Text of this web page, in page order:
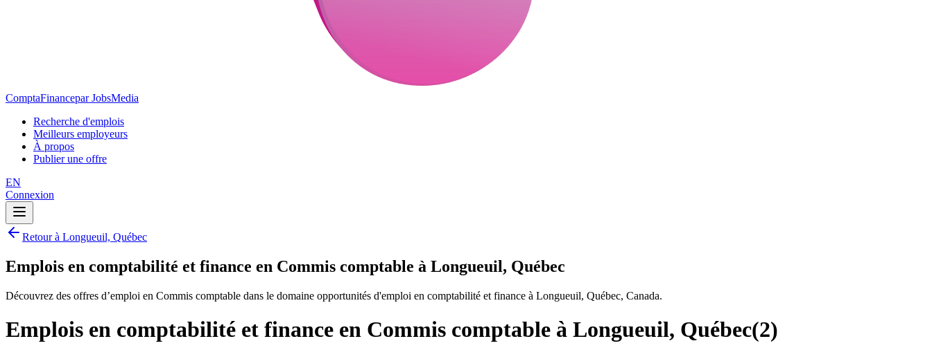
ComptaFinancepar JobsMedia
Recherche d'emplois
Meilleurs employeurs
À propos
Publier une offre
EN
Connexion
Retour à Longueuil, Québec
Emplois en comptabilité et finance en Commis comptable à Longueuil, Québec
Découvrez des offres d’emploi en Commis comptable dans le domaine opportunités d'emploi en comptabilité et finance à Longueuil, Québec, Canada.
Emplois en comptabilité et finance en Commis comptable à Longueuil, Québec(2)